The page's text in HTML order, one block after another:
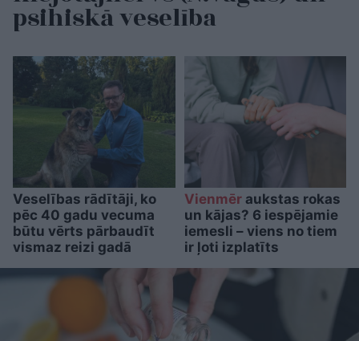
psihiskā veselība
Veselības rādītāji, ko
pēc 40 gadu vecuma
būtu vērts pārbaudīt
vismaz reizi gadā
Vienmēraukstas rokas
un kājas? 6 iespējamie
iemesli – viens no tiem
ir ļoti izplatīts